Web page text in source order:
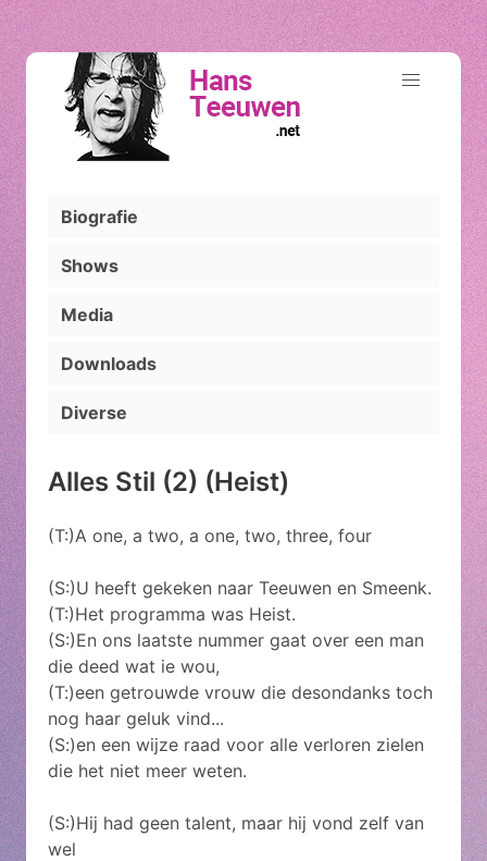
Biografie
Shows
Media
Downloads
Diverse
Alles Stil (2) (Heist)
(T:)A one, a two, a one, two, three, four
(S:)U heeft gekeken naar Teeuwen en Smeenk.
(T:)Het programma was Heist.
(S:)En ons laatste nummer gaat over een man
die deed wat ie wou,
(T:)een getrouwde vrouw die desondanks toch
nog haar geluk vind...
(S:)en een wijze raad voor alle verloren zielen
die het niet meer weten.
(S:)Hij had geen talent, maar hij vond zelf van
wel